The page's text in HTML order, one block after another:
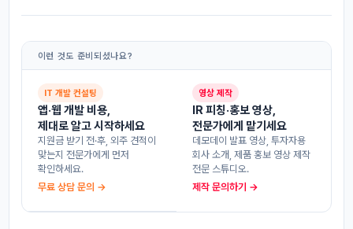
이런 것도 준비되셨나요?
IT 개발 컨설팅
앱·웹 개발 비용,
제대로 알고 시작하세요
지원금 받기 전·후, 외주 견적이
맞는지 전문가에게 먼저
확인하세요.
무료 상담 문의 →
영상 제작
IR 피칭·홍보 영상,
전문가에게 맡기세요
데모데이 발표 영상, 투자자용
회사 소개, 제품 홍보 영상 제작
전문 스튜디오.
제작 문의하기 →